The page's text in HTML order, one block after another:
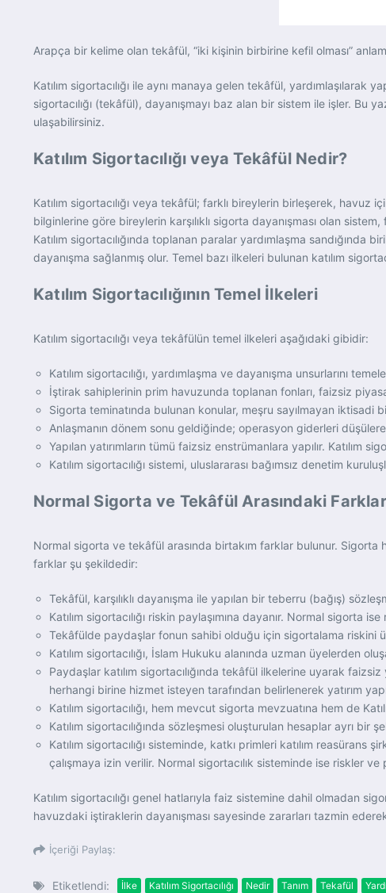
Arapça bir kelime olan tekâfül, “iki kişinin birbirine kefil olması”
Katılım sigortacılığı ile aynı manaya gelen tekâfül,
sigortacılığı (tekâfül), dayanışmayı baz alan bir sistem ile işler. Bu
ulaşabilirsiniz.
Katılım Sigortacılığı veya Tekâfül Nedir?
Katılım sigortacılığı veya tekâfül; farklı bireylerin birleşerek,
bilginlerine göre bireylerin karşılıklı sigorta dayanışması olan
Katılım sigortacılığında toplanan paralar yardımlaşma
dayanışma sağlanmış olur. Temel bazı ilkeleri bulunan katılım
Katılım Sigortacılığının Temel İlkeleri
Katılım sigortacılığı veya tekâfülün temel ilkeleri aşağıdaki gibidir:
Katılım sigortacılığı, yardımlaşma ve dayanışma unsurlarını
İştirak sahiplerinin prim havuzunda toplanan fonları, faizsiz
Sigorta teminatında bulunan konular, meşru sayılmayan iktisadi
Anlaşmanın dönem sonu geldiğinde; operasyon giderleri
Yapılan yatırımların tümü faizsiz enstrümanlara yapılır. Katılım
Katılım sigortacılığı sistemi, uluslararası bağımsız denetim
Normal Sigorta ve Tekâfül Arasındaki
Normal sigorta ve tekâfül arasında birtakım farklar bulunur.
farklar şu şekildedir:
Tekâfül, karşılıklı dayanışma ile yapılan bir teberru (bağış)
Katılım sigortacılığı riskin paylaşımına dayanır. Normal sigorta
Tekâfülde paydaşlar fonun sahibi olduğu için sigortalama riskini
Katılım sigortacılığı, İslam Hukuku alanında uzman üyelerden
Paydaşlar katılım sigortacılığında tekâfül ilkelerine uyarak
herhangi birine hizmet isteyen tarafından belirlenerek yatırım
Katılım sigortacılığı, hem mevcut sigorta mevzuatına hem de
Katılım sigortacılığında sözleşmesi oluşturulan hesaplar ayrı
Katılım sigortacılığı sisteminde, katkı primleri katılım
çalışmaya izin verilir. Normal sigortacılık sisteminde ise riskler
Katılım sigortacılığı genel hatlarıyla faiz sistemine dahil olmadan
havuzdaki iştiraklerin dayanışması sayesinde zararları tazmin
İçeriği Paylaş:
Etiketlendi: İlke Katılım Sigortacılığı Nedir Tanım Tekafül